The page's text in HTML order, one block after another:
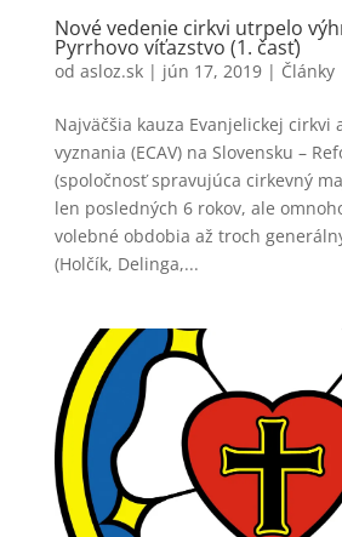
Nové vedenie cirkvi utrpelo
Pyrrhovo víťazstvo (1. časť)
od asloz.sk| jún 17, 2019| Články
Najväčšia kauza Evanjelickej cirkvi
vyznania (ECAV) na Slovensku –
(spoločnosť spravujúca cirkevný
len posledných 6 rokov, ale
volebné obdobia až troch
(Holčík, Delinga,...